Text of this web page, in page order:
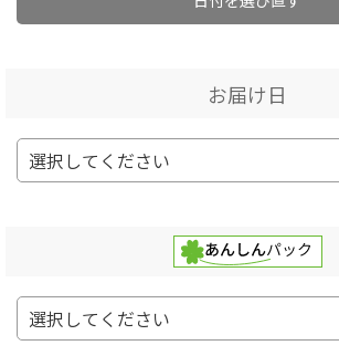
お届け日